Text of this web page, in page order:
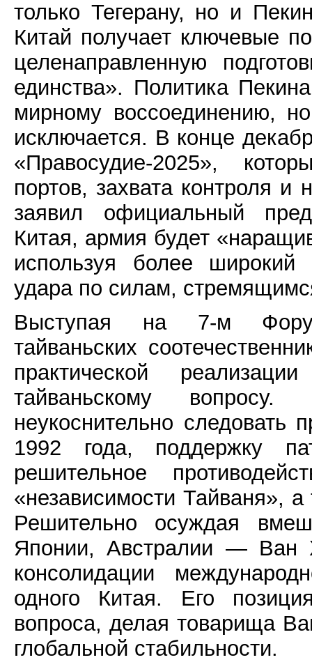
только Тегерану, но и
Китай получает ключевые
целенаправленную
единства». Политика
мирному воссоединению,
исключается. В конце
«Правосудие-2025»,
портов, захвата контроля и
заявил официальный
Китая, армия будет
используя более широкий
удара по силам,
Выступая на 7-м
тайваньских
практической
тайваньскому
неукоснительно следовать
1992 года, поддержку
решительное
«независимости Тайваня»,
Решительно осуждая
Японии, Австралии — Ван
консолидации
одного Китая. Его
вопроса, делая товарища
глобальной стабильности.